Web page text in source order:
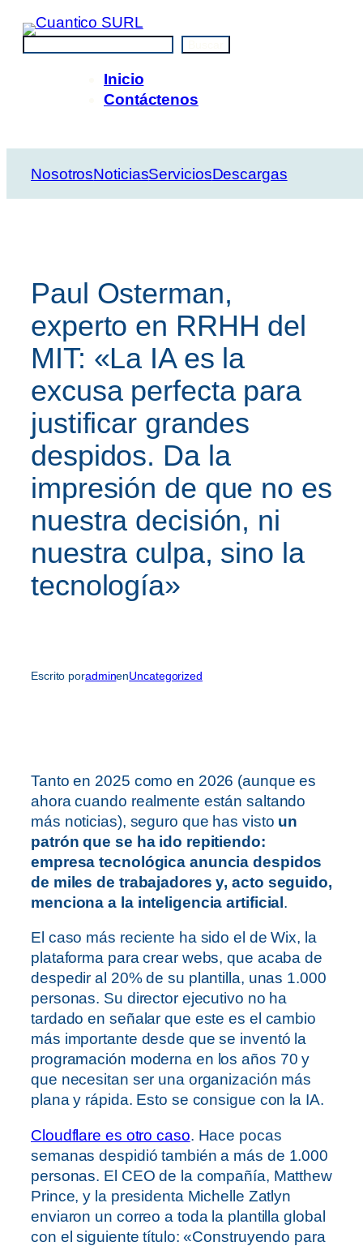
Saltar
contenido
Inicio
Contáctenos
NosotrosNoticiasServiciosDescargas
Paul Osterman,
experto en RRHH del
MIT: «La IA es la
excusa perfecta para
justificar grandes
despidos. Da la
impresión de que no es
nuestra decisión, ni
nuestra culpa, sino la
tecnología»
Escrito poradminenUncategorized
Tanto en 2025 como en 2026 (aunque es
ahora cuando realmente están saltando
más noticias), seguro que has visto un
patrón que se ha ido repitiendo:
empresa tecnológica anuncia despidos
de miles de trabajadores y, acto seguido,
menciona a la inteligencia artificial .
El caso más reciente ha sido el de Wix, la
plataforma para crear webs, que acaba de
despedir al 20% de su plantilla, unas 1.000
personas. Su director ejecutivo no ha
tardado en señalar que este es el cambio
más importante desde que se inventó la
programación moderna en los años 70 y
que necesitan ser una organización más
plana y rápida. Esto se consigue con la IA.
Cloudflare es otro caso. Hace pocas
semanas despidió también a más de 1.000
personas. El CEO de la compañía, Matthew
Prince, y la presidenta Michelle Zatlyn
enviaron un correo a toda la plantilla global
con el siguiente título: «Construyendo para